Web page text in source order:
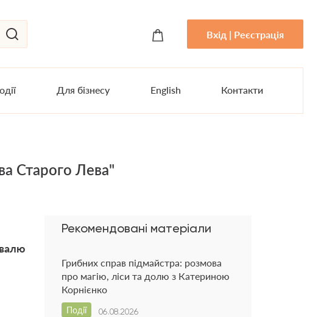
Вхід | Реєстрація
Для бізнесу English Контакти
Старого Лева"
Рекомендовані матеріали
Грибних справ підмайстра: розмова
про магію, ліси та долю з Катериною
Корнієнко
06.08.2026
Події